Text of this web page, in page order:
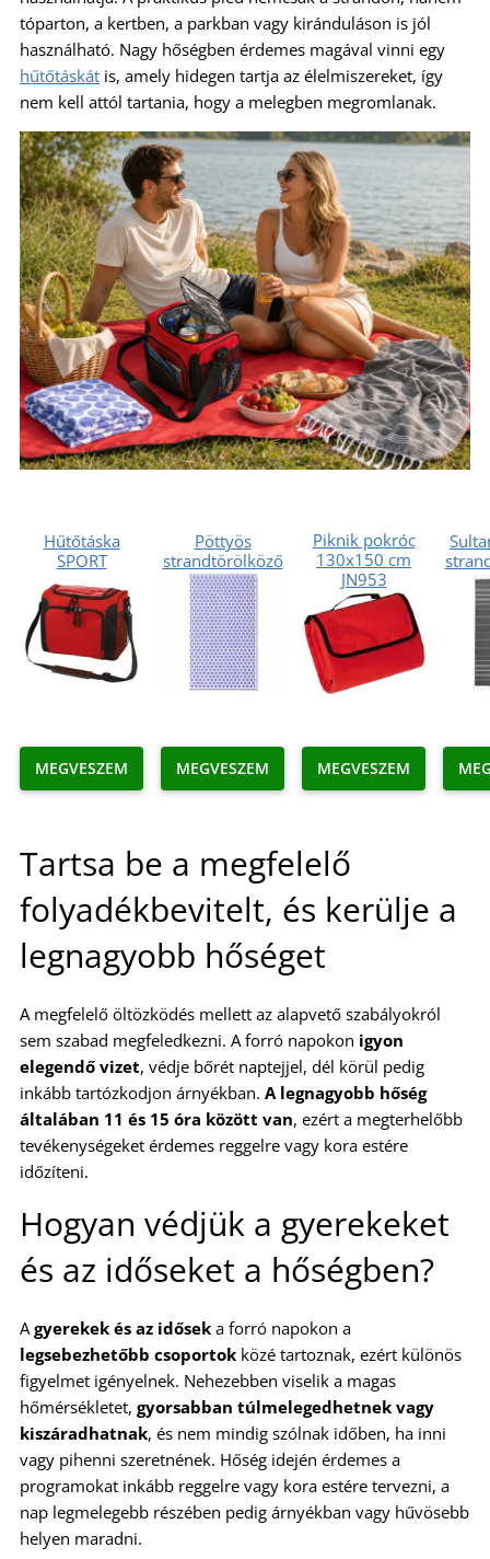
tóparton, a kertben, a parkban vagy kiránduláson is jól
használható. Nagy hőségben érdemes magával vinni egy
hűtőtáskát is, amely hidegen tartja az élelmiszereket, így
nem kell attól tartania, hogy a melegben megromlanak.
Hűtőtáska
SPORT
Pöttyös
strandtörölköző
Piknik pokróc
130x150 cm
JN953
MEGVESZEM MEGVESZEM MEGVESZEM
Tartsa be a megfelelő
folyadékbevitelt, és kerülje a
legnagyobb hőséget
A megfelelő öltözködés mellett az alapvető szabályokról
sem szabad megfeledkezni. A forró napokon igyon
elegendő vizet, védje bőrét naptejjel, dél körül pedig
inkább tartózkodjon árnyékban. A legnagyobb hőség
általában 11 és 15 óra között van, ezért a megterhelőbb
tevékenységeket érdemes reggelre vagy kora estére
időzíteni.
Hogyan védjük a gyerekeket
és az időseket a hőségben?
Agyerekek és az idősek a forró napokon a
legsebezhetőbb csoportok közé tartoznak, ezért különös
figyelmet igényelnek. Nehezebben viselik a magas
hőmérsékletet, gyorsabban túlmelegedhetnek vagy
kiszáradhatnak, és nem mindig szólnak időben, ha inni
vagy pihenni szeretnének. Hőség idején érdemes a
programokat inkább reggelre vagy kora estére tervezni, a
nap legmelegebb részében pedig árnyékban vagy hűvösebb
helyen maradni.